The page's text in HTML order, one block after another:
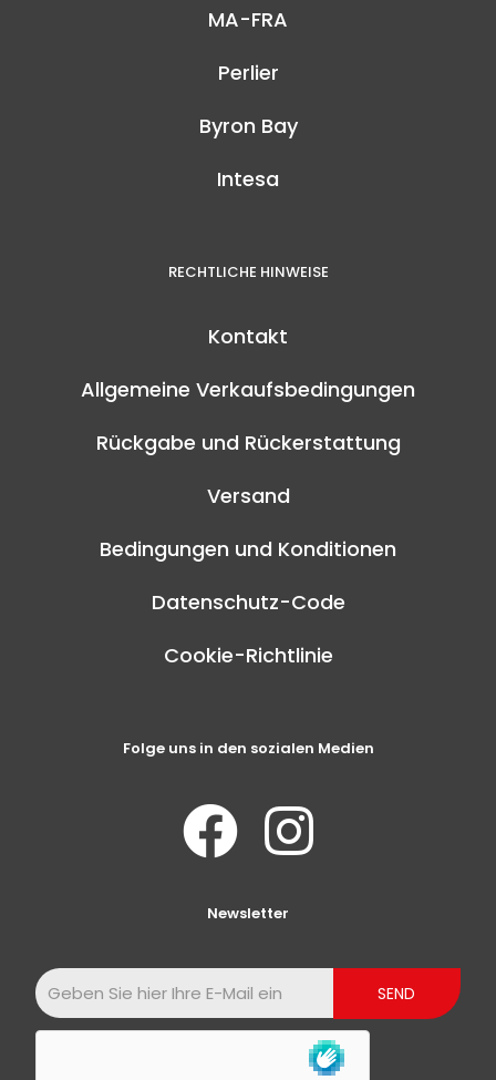
MA-FRA
Perlier
Byron Bay
Intesa
RECHTLICHE HINWEISE
Kontakt
Allgemeine Verkaufsbedingungen
Rückgabe und Rückerstattung
Versand
Bedingungen und Konditionen
Datenschutz-Code
Cookie-Richtlinie
Folge uns in den sozialen Medien
Newsletter